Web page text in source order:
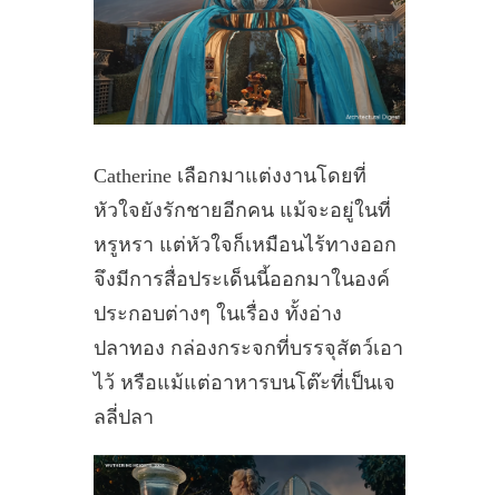
Catherine เลือกมาแต่งงานโดยที่
หัวใจยังรักชายอีกคน แม้จะอยู่ในที่
หรูหรา แต่หัวใจก็เหมือนไร้ทางออก
จึงมีการสื่อประเด็นนี้ออกมาในองค์
ประกอบต่างๆ ในเรื่อง ทั้งอ่าง
ปลาทอง กล่องกระจกที่บรรจุสัตว์เอา
ไว้ หรือแม้แต่อาหารบนโต๊ะที่เป็นเจ
ลลี่ปลา